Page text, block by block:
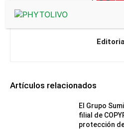
Artículos relacionados
El Grupo
filial de
protección